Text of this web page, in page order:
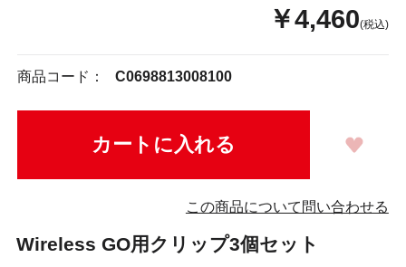
￥4,460(税込)
商品コード： C0698813008100
この商品について問い合わせる
Wireless GO用クリップ3個セット